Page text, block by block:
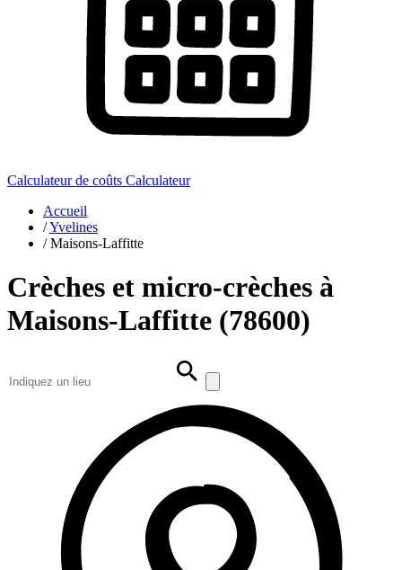
Calculateur de coûts Calculateur
Accueil
/Yvelines
/ Maisons-Laffitte
Crèches et micro-crèches à
Maisons-Laffitte (78600)